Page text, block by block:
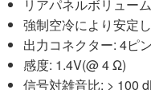
リアパネルボリュー
強制空冷により安定
出力コネクター: 4ピ
感度: 1.4V(@ 4 Ω)
信号対雑音比: > 100